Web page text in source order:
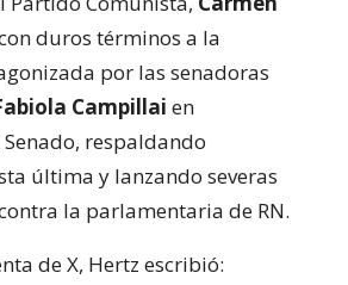
duros términos a la
por las senadoras
Campillai en
respaldando
última y lanzando severas
la parlamentaria de RN.
de X, Hertz escribió: